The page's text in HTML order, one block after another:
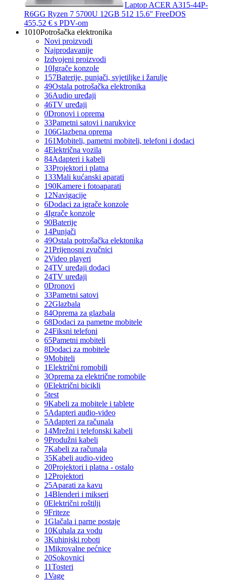
Laptop ACER A315-44P-
R6GG Ryzen 7 5700U 12GB 512 15.6" FreeDOS
455,52 € s PDV-om
1010Potrošačka elektronika
Novi proizvodi
Najprodavanije
Izdvojeni proizvodi
10Igrače konzole
157Baterije, punjači, svjetiljke i žarulje
49Ostala potrošačka elektronika
36Audio uređaji
46TV uređaji
0Dronovi i oprema
33Pametni satovi i narukvice
106Glazbena oprema
161Mobiteli, pametni mobiteli, telefoni i dodaci
4Električna vozila
84Adapteri i kabeli
33Projektori i platna
133Mali kućanski aparati
190Kamere i fotoaparati
12Navigacije
6Dodaci za igrače konzole
4Igrače konzole
90Baterije
14Punjači
49Ostala potrošačka elektonika
21Prijenosni zvučnici
2Video playeri
24TV uređaji dodaci
24TV uređaji
0Dronovi
33Pametni satovi
22Glazbala
84Oprema za glazbala
68Dodaci za pametne mobitele
24Fiksni telefoni
65Pametni mobiteli
8Dodaci za mobitele
9Mobiteli
1Električni romobili
3Oprema za električne romobile
0Električni bicikli
5test
9Kabeli za mobitele i tablete
5Adapteri audio-video
5Adapteri za računala
14Mrežni i telefonski kabeli
9Produžni kabeli
7Kabeli za računala
35Kabeli audio-video
20Projektori i platna - ostalo
12Projektori
25Aparati za kavu
14Blenderi i mikseri
0Električni roštilji
9Friteze
1Glačala i parne postaje
10Kuhala za vodu
3Kuhinjski roboti
1Mikrovalne pećnice
20Sokovnici
11Tosteri
1Vage